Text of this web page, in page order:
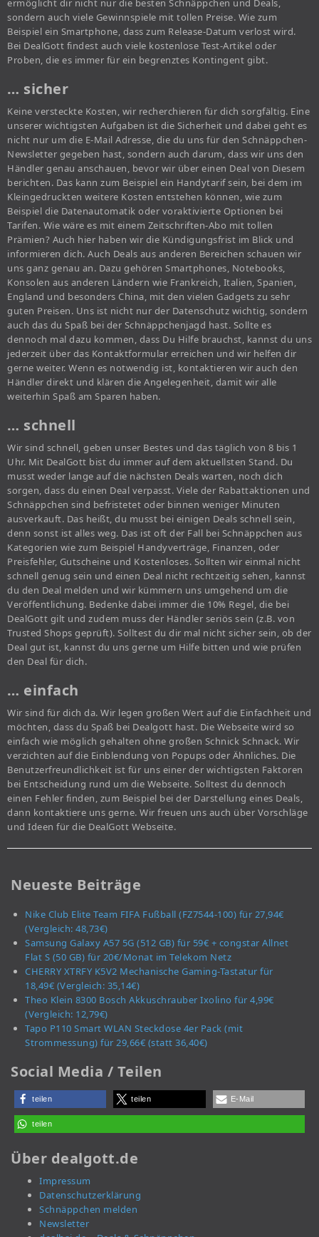
ermöglicht dir nicht nur die besten Schnäppchen und Deals,
sondern auch viele Gewinnspiele mit tollen Preise. Wie zum
Beispiel ein Smartphone, dass zum Release-Datum verlost wird.
Bei DealGott findest auch viele kostenlose Test-Artikel oder
Proben, die es immer für ein begrenztes Kontingent gibt.
… sicher
Keine versteckte Kosten, wir recherchieren für dich sorgfältig. Eine
unserer wichtigsten Aufgaben ist die Sicherheit und dabei geht es
nicht nur um die E-Mail Adresse, die du uns für den Schnäppchen-
Newsletter gegeben hast, sondern auch darum, dass wir uns den
Händler genau anschauen, bevor wir über einen Deal von Diesem
berichten. Das kann zum Beispiel ein Handytarif sein, bei dem im
Kleingedruckten weitere Kosten entstehen können, wie zum
Beispiel die Datenautomatik oder voraktivierte Optionen bei
Tarifen. Wie wäre es mit einem Zeitschriften-Abo mit tollen
Prämien? Auch hier haben wir die Kündigungsfrist im Blick und
informieren dich. Auch Deals aus anderen Bereichen schauen wir
uns ganz genau an. Dazu gehören Smartphones, Notebooks,
Konsolen aus anderen Ländern wie Frankreich, Italien, Spanien,
England und besonders China, mit den vielen Gadgets zu sehr
guten Preisen. Uns ist nicht nur der Datenschutz wichtig, sondern
auch das du Spaß bei der Schnäppchenjagd hast. Sollte es
dennoch mal dazu kommen, dass Du Hilfe brauchst, kannst du uns
jederzeit über das Kontaktformular erreichen und wir helfen dir
gerne weiter. Wenn es notwendig ist, kontaktieren wir auch den
Händler direkt und klären die Angelegenheit, damit wir alle
weiterhin Spaß am Sparen haben.
… schnell
Wir sind schnell, geben unser Bestes und das täglich von 8 bis 1
Uhr. Mit DealGott bist du immer auf dem aktuellsten Stand. Du
musst weder lange auf die nächsten Deals warten, noch dich
sorgen, dass du einen Deal verpasst. Viele der Rabattaktionen und
Schnäppchen sind befristetet oder binnen weniger Minuten
ausverkauft. Das heißt, du musst bei einigen Deals schnell sein,
denn sonst ist alles weg. Das ist oft der Fall bei Schnäppchen aus
Kategorien wie zum Beispiel Handyverträge, Finanzen, oder
Preisfehler, Gutscheine und Kostenloses. Sollten wir einmal nicht
schnell genug sein und einen Deal nicht rechtzeitig sehen, kannst
du den Deal melden und wir kümmern uns umgehend um die
Veröffentlichung. Bedenke dabei immer die 10% Regel, die bei
DealGott gilt und zudem muss der Händler seriös sein (z.B. von
Trusted Shops geprüft). Solltest du dir mal nicht sicher sein, ob der
Deal gut ist, kannst du uns gerne um Hilfe bitten und wie prüfen
den Deal für dich.
… einfach
Wir sind für dich da. Wir legen großen Wert auf die Einfachheit und
möchten, dass du Spaß bei Dealgott hast. Die Webseite wird so
einfach wie möglich gehalten ohne großen Schnick Schnack. Wir
verzichten auf die Einblendung von Popups oder Ähnliches. Die
Benutzerfreundlichkeit ist für uns einer der wichtigsten Faktoren
bei Entscheidung rund um die Webseite. Solltest du dennoch
einen Fehler finden, zum Beispiel bei der Darstellung eines Deals,
dann kontaktiere uns gerne. Wir freuen uns auch über Vorschläge
und Ideen für die DealGott Webseite.
Neueste Beiträge
Nike Club Elite Team FIFA Fußball (FZ7544-100) für 27,94€
(Vergleich: 48,73€)
Samsung Galaxy A57 5G (512 GB) für 59€ + congstar Allnet
Flat S (50 GB) für 20€/Monat im Telekom Netz
CHERRY XTRFY K5V2 Mechanische Gaming-Tastatur für
18,49€ (Vergleich: 35,14€)
Theo Klein 8300 Bosch Akkuschrauber Ixolino für 4,99€
(Vergleich: 12,79€)
Tapo P110 Smart WLAN Steckdose 4er Pack (mit
Strommessung) für 29,66€ (statt 36,40€)
Social Media / Teilen
teilen teilen E-Mail
teilen
Über dealgott.de
Impressum
Datenschutzerklärung
Schnäppchen melden
Newsletter